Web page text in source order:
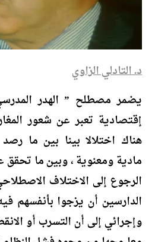
د. التادلي الزاوي
يضمر مصطلح ” الهدر
إقتصادية تعبر عن شعور
هناك اختلالا بينا بين ما
مادية ومعنوية ، وبين ما
الرجوع إلى الاختلاف
الدارسين أن يزجوا بأنفسهم
وإجرائي إلى أن التسرب أو